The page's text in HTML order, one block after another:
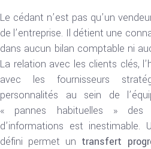
Le cédant n’est pas qu’un
de l’entreprise. Il détient une
dans aucun bilan comptable ni
La relation avec les clients clés,
avec les fournisseurs
personnalités au sein de
« pannes habituelles » des
d’informations est inestimable.
défini permet un transfert